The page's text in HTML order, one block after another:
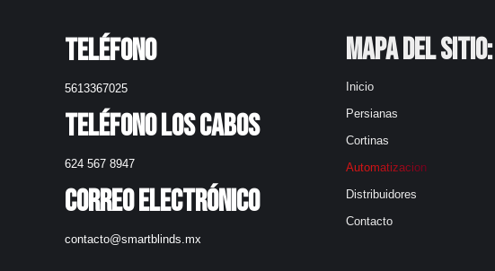
Teléfono
5613367025
Teléfono Los Cabos
624 567 8947
Correo electrónico
contacto@smartblinds.mx
Mapa del Sitio:
Inicio
Persianas
Cortinas
Automatizacion
Distribuidores
Contacto